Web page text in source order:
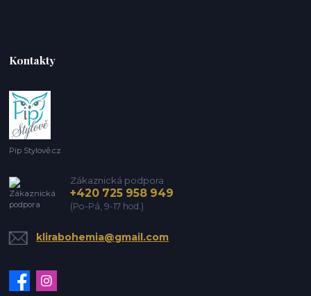
Kontakty
Pip Stylově.cz
Zákaznická podpora
+420 725 958 949
(Po-Pá, 9-17 hod.)
klirabohemia@gmail.com